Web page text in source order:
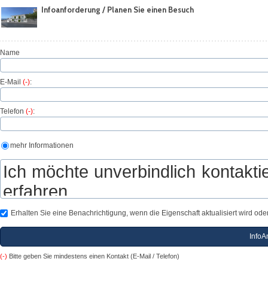
Infoanforderung / Planen Sie einen Besuch
Name
E-Mail (-):
Telefon (-):
mehr Informationen
Erhalten Sie eine Benachrichtigung, wenn die Eigenschaft aktualisiert wird
(-) Bitte geben Sie mindestens einen Kontakt (E-Mail / Telefon)